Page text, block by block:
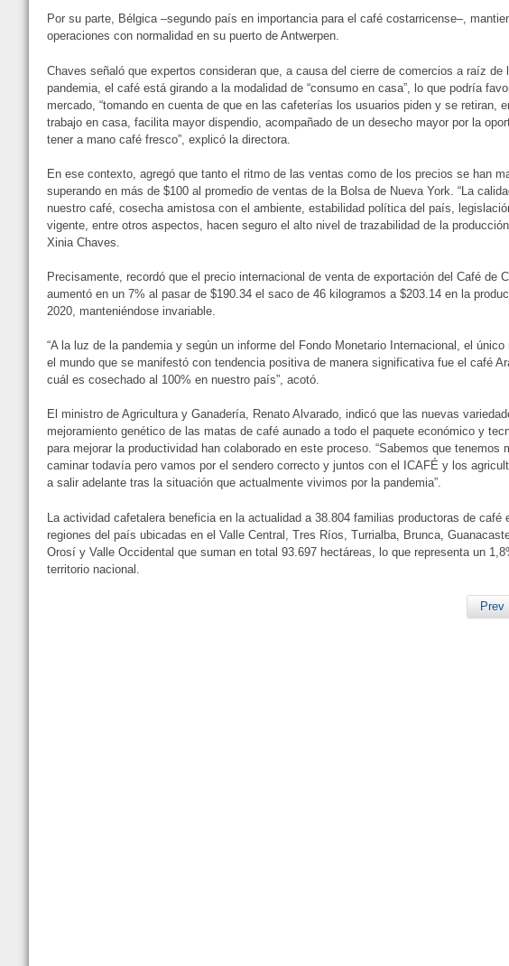
Por su parte, Bélgica –segundo país en importancia para el café costarricense–,
operaciones con normalidad en su puerto de Antwerpen.
Chaves señaló que expertos consideran que, a causa del cierre de comercios a raíz de
pandemia, el café está girando a la modalidad de “consumo en casa”, lo que podría
mercado, “tomando en cuenta de que en las cafeterías los usuarios piden y se retiran,
trabajo en casa, facilita mayor dispendio, acompañado de un desecho mayor por la
tener a mano café fresco”, explicó la directora.
En ese contexto, agregó que tanto el ritmo de las ventas como de los precios se han
superando en más de $100 al promedio de ventas de la Bolsa de Nueva York. “La
nuestro café, cosecha amistosa con el ambiente, estabilidad política del país,
vigente, entre otros aspectos, hacen seguro el alto nivel de trazabilidad de la
Xinia Chaves.
Precisamente, recordó que el precio internacional de venta de exportación del Café de
aumentó en un 7% al pasar de $190.34 el saco de 46 kilogramos a $203.14 en la
2020, manteniéndose invariable.
“A la luz de la pandemia y según un informe del Fondo Monetario Internacional, el único
el mundo que se manifestó con tendencia positiva de manera significativa fue el café
cuál es cosechado al 100% en nuestro país”, acotó.
El ministro de Agricultura y Ganadería, Renato Alvarado, indicó que las nuevas
mejoramiento genético de las matas de café aunado a todo el paquete económico y
para mejorar la productividad han colaborado en este proceso. “Sabemos que tenemos
caminar todavía pero vamos por el sendero correcto y juntos con el ICAFÉ y los
a salir adelante tras la situación que actualmente vivimos por la pandemia”.
La actividad cafetalera beneficia en la actualidad a 38.804 familias productoras de café
regiones del país ubicadas en el Valle Central, Tres Ríos, Turrialba, Brunca,
Orosí y Valle Occidental que suman en total 93.697 hectáreas, lo que representa un
territorio nacional.
Prev